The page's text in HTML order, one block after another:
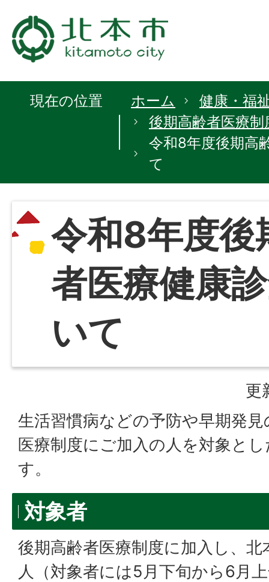
現在の位置 ホーム
健康・福
後期高齢者医療
令和8年度後期高
て
令和8年度後
者医療健康
いて
更
生活習慣病などの予防や早期発
医療制度にご加入の人を対象と
す。
対象者
後期高齢者医療制度に加入し、
人（対象者には5月下旬から6月